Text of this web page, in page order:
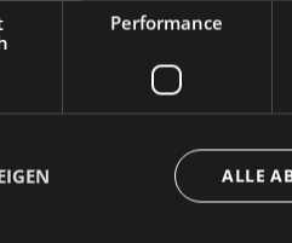
- 13:00
- 13:00
Performance
ALLE